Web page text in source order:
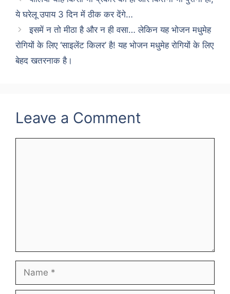
ये घरेलू उपाय 3 दिन में ठीक कर देंगे…
इसमें न तो मीठा है और न ही वसा… लेकिन यह भोजन मधुमेह
रोगियों के लिए ‘साइलेंट किलर’ है! यह भोजन मधुमेह रोगियों के लिए
बेहद खतरनाक है।
Leave a Comment
Name